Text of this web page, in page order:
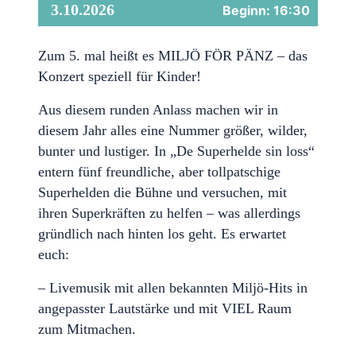
3.10.2026
Beginn: 16:30
Zum 5. mal heißt es MILJÖ FÖR PÄNZ – das
Konzert speziell für Kinder!
Aus diesem runden Anlass machen wir in
diesem Jahr alles eine Nummer größer, wilder,
bunter und lustiger. In „De Superhelde sin loss“
entern fünf freundliche, aber tollpatschige
Superhelden die Bühne und versuchen, mit
ihren Superkräften zu helfen – was allerdings
gründlich nach hinten los geht. Es erwartet
euch:
– Livemusik mit allen bekannten Miljö-Hits in
angepasster Lautstärke und mit VIEL Raum
zum Mitmachen.